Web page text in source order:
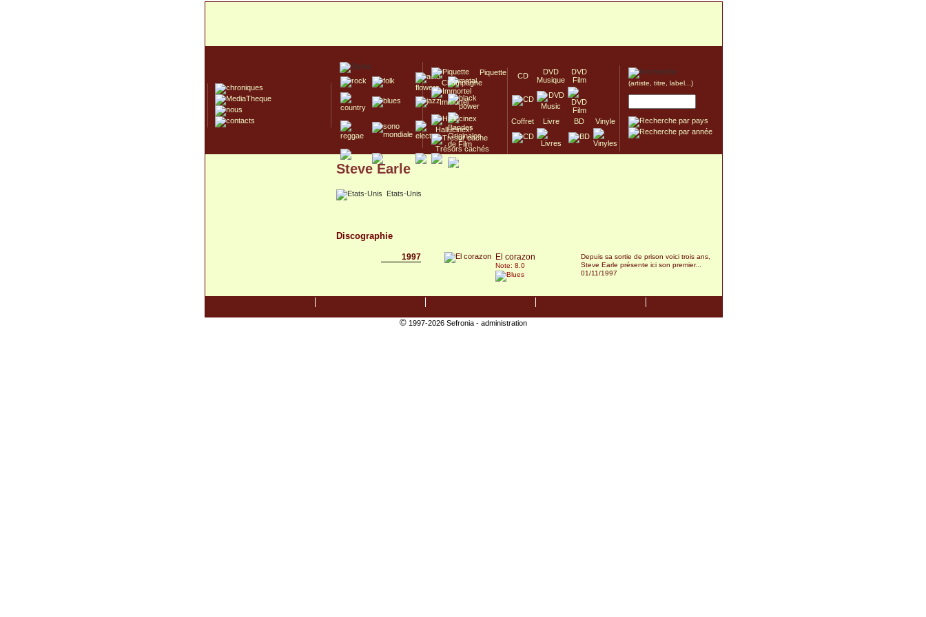
Piquette
Champagne
Immortel
Hallucinex!
Trésors cachés
Culte/Collector
CD
DVD
Musique
DVD
Film
Coffret Livre BD Vinyle
(artiste, titre, label...)
Steve Earle
Etats-Unis
Discographie
1997 El corazon
Note: 8.0
Depuis sa sortie de prison voici trois ans,
Steve Earle présente ici son premier...
01/11/1997
©1997-2026 Sefronia - administration